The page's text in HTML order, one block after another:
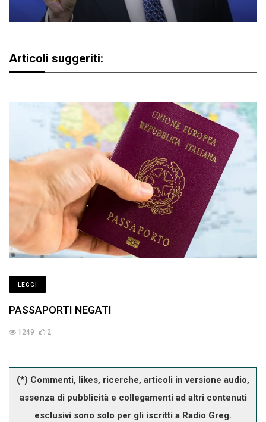
Articoli suggeriti:
LEGGI
PASSAPORTI NEGATI
1249 2
(*) Commenti, likes, ricerche, articoli in versione audio,
assenza di pubblicità e collegamenti ad altri contenuti
esclusivi sono solo per gli iscritti a Radio Greg.